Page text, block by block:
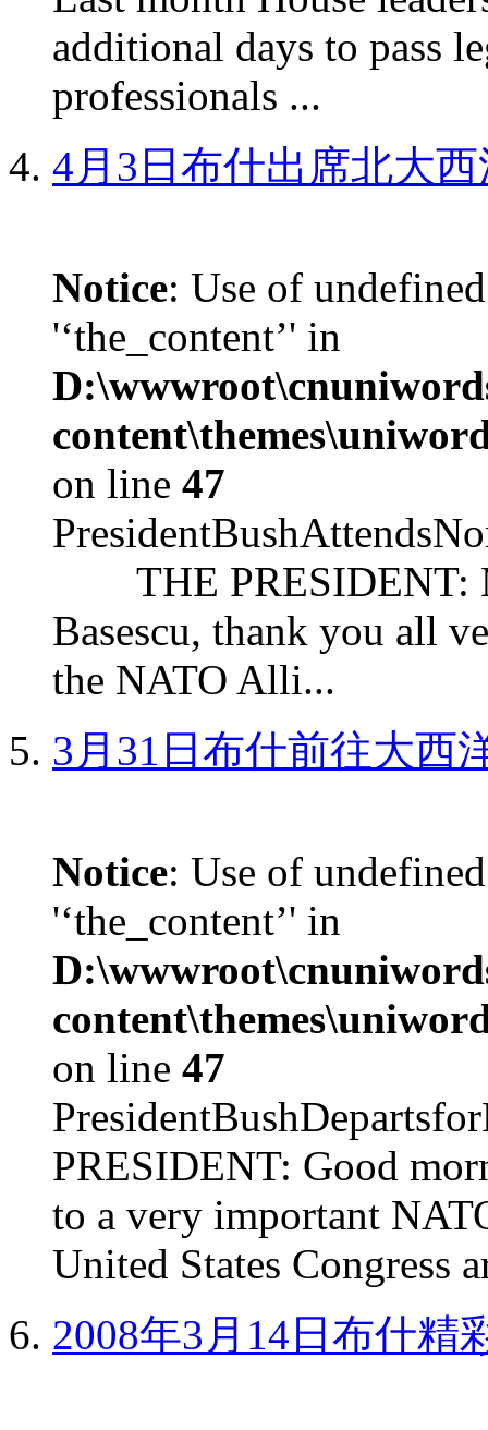
additional days to pass
professionals ...
4月3日布什出席北大
Notice: Use of
'‘the_content’' in
on line 47
THE PRESIDENT:
Basescu, thank you all
the NATO Alli...
3月31日布什前往大西
Notice: Use of
'‘the_content’' in
on line 47
PRESIDENT: Good
to a very important
United States Congress
2008年3月14日布什精